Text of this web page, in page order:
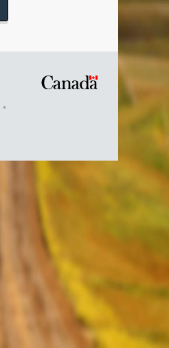
Symbole
Canada